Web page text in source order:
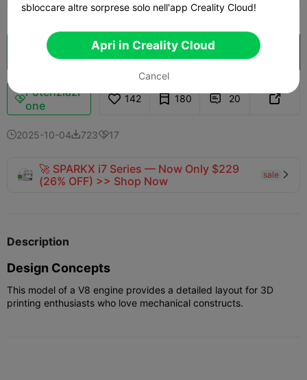
Cloud Slice Apri in Creality Cloud
Potenziazi
one
142 180  20 
2025-10-0472317
🚀 SPARKX i7 Series — Now Only $229
(26% OFF) >> Shop Now
sale 
Description
Design Concepts
This model of a V8 engine provides a detailed layout for 3D
printing enthusiasts who love mechanical constructs.
sbloccare altre sorprese solo nell'app Creality Cloud!
Apri in Creality Cloud
Cancel